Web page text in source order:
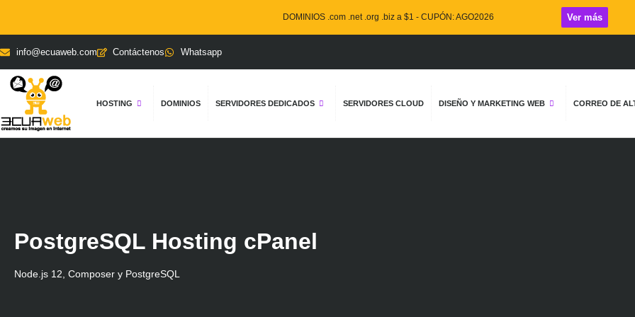
DOMINIOS .com .net .org .biz a $1 - CUPÓN: AGO2026 Por la
Ver más
info@ecuaweb.com Contáctenos Whatsapp
HOSTING DOMINIOS SERVIDORES DEDICADOS SERVIDORES CLOUD DISEÑO Y MARKETING WEB CORREO DE
PostgreSQL Hosting cPanel
Node.js 12, Composer y PostgreSQL